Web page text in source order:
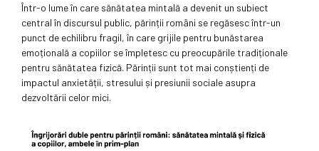
Într-o lume în care sănătatea mintală a devenit un subiect
central în discursul public, părinții români se regăsesc într-un
punct de echilibru fragil, în care grijile pentru bunăstarea
emoțională a copiilor se împletesc cu preocupările tradiționale
pentru sănătatea fizică. Părinții sunt tot mai conștienți de
impactul anxietății, stresului și presiunii sociale asupra
dezvoltării celor mici.